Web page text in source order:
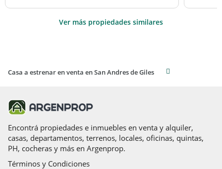
Ver más propiedades similares
Casa a estrenar en venta en San Andres de Giles
Encontrá propiedades e inmuebles en venta y alquiler,
casas, departamentos, terrenos, locales, oficinas, quintas,
PH, cocheras y más en Argenprop.
Términos y Condiciones